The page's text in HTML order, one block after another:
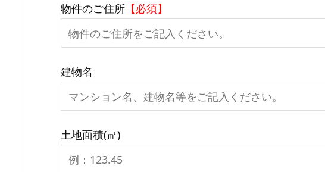
物件のご住所 【必須】
建物名
土地面積(㎡)